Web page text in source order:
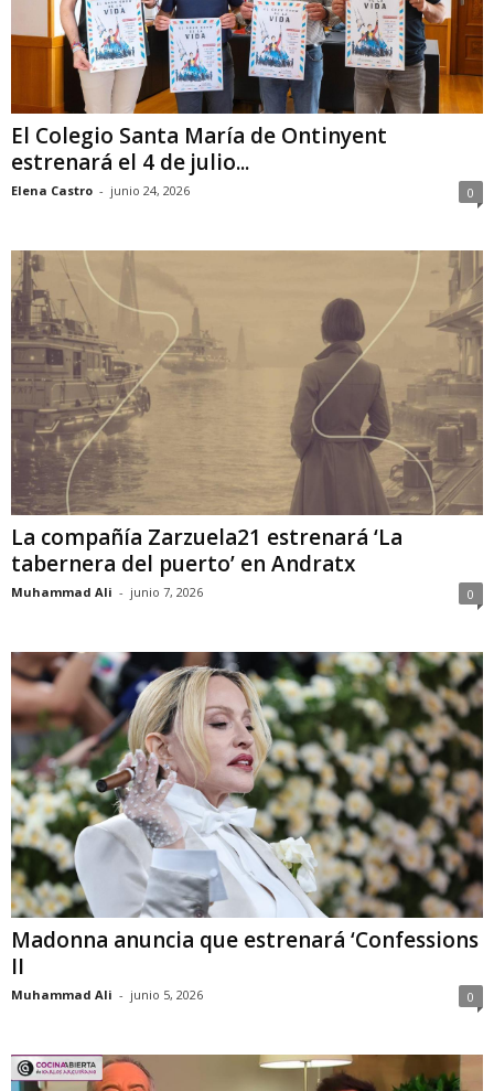
El Colegio Santa María de Ontinyent
estrenará el 4 de julio...
Elena Castro - junio 24, 2026 0
La compañía Zarzuela21 estrenará ‘La
tabernera del puerto’ en Andratx
Muhammad Ali - junio 7, 2026 0
Madonna anuncia que estrenará ‘Confessions
II
Muhammad Ali - junio 5, 2026 0